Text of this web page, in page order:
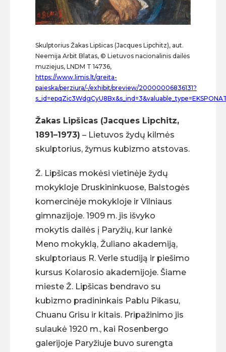
Skulptorius Žakas Lipšicas (Jacques Lipchitz), aut.
Neemija Arbit Blatas, © Lietuvos nacionalinis dailės
muziejus, LNDM T 14736,
https://www.limis.lt/greita-
paieska/perziura/-/exhibit/preview/20000006836131?
Žakas Lipšicas (Jacques Lipchitz,
1891–1973) – Lietuvos žydų kilmės
skulptorius, žymus kubizmo atstovas.
Ž. Lipšicas mokėsi vietinėje žydų
mokykloje Druskininkuose, Balstogės
komercinėje mokykloje ir Vilniaus
gimnazijoje. 1909 m. jis išvyko
mokytis dailės į Paryžių, kur lankė
Meno mokyklą, Žuliano akademiją,
skulptoriaus R. Verle studiją ir piešimo
kursus Kolarosio akademijoje. Šiame
mieste Ž. Lipšicas bendravo su
kubizmo pradininkais Pablu Pikasu,
Chuanu Grisu ir kitais. Pripažinimo jis
sulaukė 1920 m., kai Rosenbergo
galerijoje Paryžiuje buvo surengta